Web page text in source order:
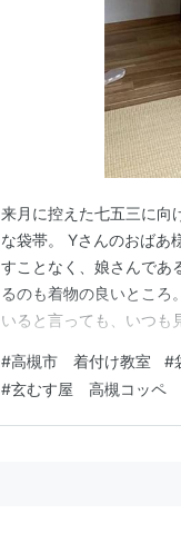
来月に控えた七五三に向
な袋帯。 Yさんのおばあ
すことなく、娘さんであ
るのも着物の良いところ
いると言っても、いつも
ょう♪ さて、こちらは変
の胚芽玄米パン。 卵・
#高槻市 着付け教室 #
#玄むす屋 高槻コッペ